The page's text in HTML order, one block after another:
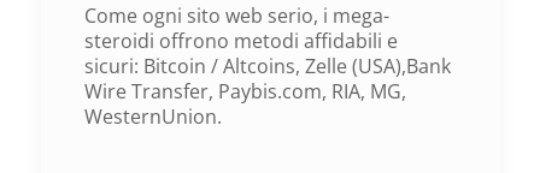
Come ogni sito web serio, i mega-
steroidi offrono metodi affidabili e
sicuri: Bitcoin / Altcoins, Zelle (USA),Bank
Wire Transfer, Paybis.com, RIA, MG,
WesternUnion.